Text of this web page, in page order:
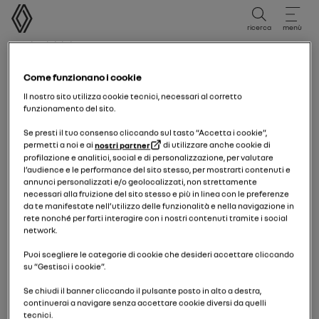
Manuale utente
ricerca menù
Breadcrumb
pagina iniziale
Varningslampa för ej påtagna bilbälten fram
Come funzionano i cookie
Il nostro sito utilizza cookie tecnici, necessari al corretto
funzionamento del sito.
Se presti il tuo consenso cliccando sul tasto “Accetta i cookie”,
permetti a noi e ainostri partner
di utilizzare anche cookie di
profilazione e analitici, social e di personalizzazione, per valutare
l’audience e le performance del sito stesso, per mostrarti contenuti e
annunci personalizzati e/o geolocalizzati, non strettamente
necessari alla fruizione del sito stesso e più in linea con le preferenze
da te manifestate nell’utilizzo delle funzionalità e nella navigazione in
rete nonché per farti interagire con i nostri contenuti tramite i social
network.
Puoi scegliere le categorie di cookie che desideri accettare cliccando
su “Gestisci i cookie”.
Se chiudi il banner cliccando il pulsante posto in alto a destra,
continuerai a navigare senza accettare cookie diversi da quelli
tecnici.